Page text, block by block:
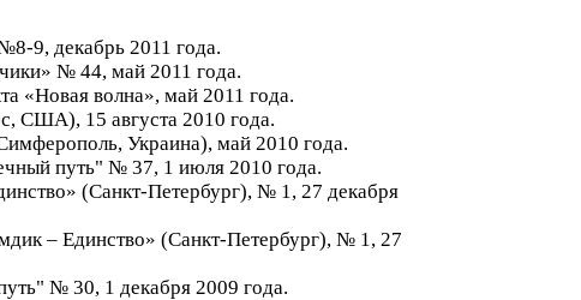
9, декабрь 2011 года.
№ 44, май 2011 года.
«Новая волна», май 2011 года.
15 августа 2010 года.
Украина), май 2010 года.
путь" № 37, 1 июля 2010 года.
(Санкт-Петербург), № 1, 27 декабря
– Единство» (Санкт-Петербург), № 1, 27
№ 30, 1 декабря 2009 года.